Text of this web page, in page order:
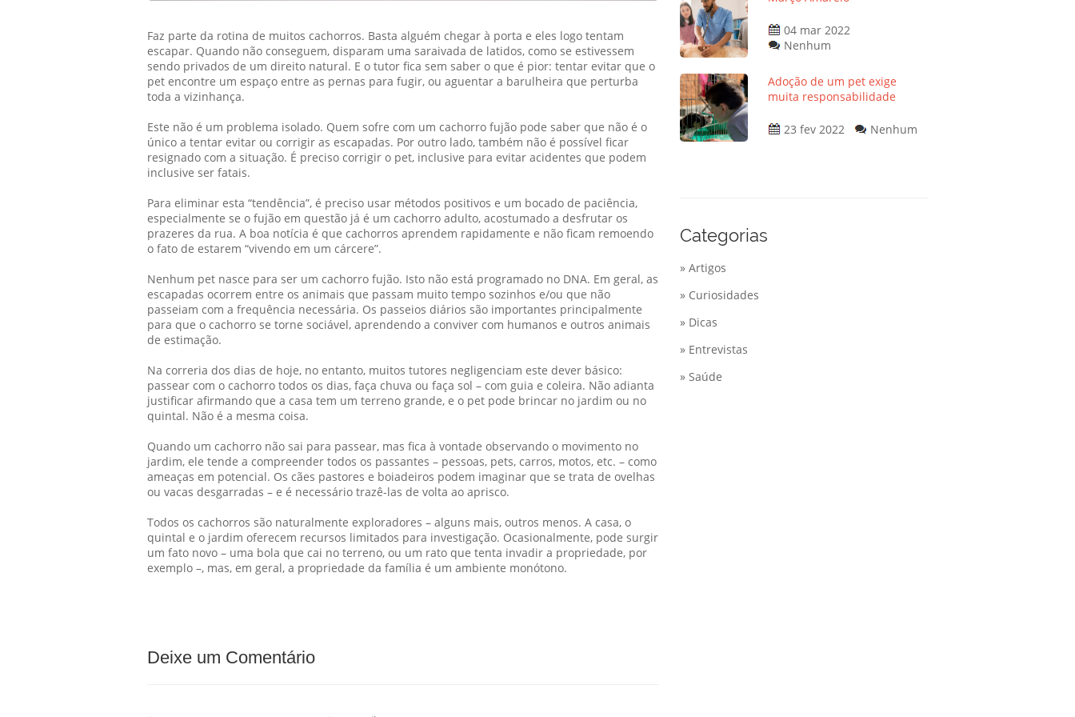
Faz parte da rotina de muitos cachorros. Basta alguém chegar à porta e eles logo tentam
escapar. Quando não conseguem, disparam uma saraivada de latidos, como se estivessem
sendo privados de um direito natural. E o tutor fica sem saber o que é pior: tentar evitar que o
pet encontre um espaço entre as pernas para fugir, ou aguentar a barulheira que perturba
toda a vizinhança.
Este não é um problema isolado. Quem sofre com um cachorro fujão pode saber que não é o
único a tentar evitar ou corrigir as escapadas. Por outro lado, também não é possível ficar
resignado com a situação. É preciso corrigir o pet, inclusive para evitar acidentes que podem
inclusive ser fatais.
Para eliminar esta “tendência”, é preciso usar métodos positivos e um bocado de paciência,
especialmente se o fujão em questão já é um cachorro adulto, acostumado a desfrutar os
prazeres da rua. A boa notícia é que cachorros aprendem rapidamente e não ficam remoendo
o fato de estarem “vivendo em um cárcere”.
Nenhum pet nasce para ser um cachorro fujão. Isto não está programado no DNA. Em geral, as
escapadas ocorrem entre os animais que passam muito tempo sozinhos e/ou que não
passeiam com a frequência necessária. Os passeios diários são importantes principalmente
para que o cachorro se torne sociável, aprendendo a conviver com humanos e outros animais
de estimação.
Na correria dos dias de hoje, no entanto, muitos tutores negligenciam este dever básico:
passear com o cachorro todos os dias, faça chuva ou faça sol – com guia e coleira. Não adianta
justificar afirmando que a casa tem um terreno grande, e o pet pode brincar no jardim ou no
quintal. Não é a mesma coisa.
Quando um cachorro não sai para passear, mas fica à vontade observando o movimento no
jardim, ele tende a compreender todos os passantes – pessoas, pets, carros, motos, etc. – como
ameaças em potencial. Os cães pastores e boiadeiros podem imaginar que se trata de ovelhas
ou vacas desgarradas – e é necessário trazê-las de volta ao aprisco.
Todos os cachorros são naturalmente exploradores – alguns mais, outros menos. A casa, o
quintal e o jardim oferecem recursos limitados para investigação. Ocasionalmente, pode surgir
um fato novo – uma bola que cai no terreno, ou um rato que tenta invadir a propriedade, por
exemplo –, mas, em geral, a propriedade da família é um ambiente monótono.
Deixe um Comentário
04 mar 2022
Nenhum
Adoção de um pet exige
muita responsabilidade
23 fev 2022 Nenhum
Categorias
» Artigos
» Curiosidades
» Dicas
» Entrevistas
» Saúde